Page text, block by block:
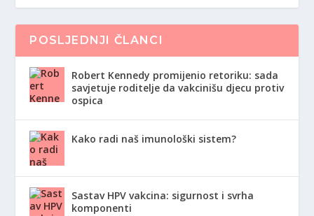
POSLJEDNJI ČLANCI
Robert Kennedy promijenio retoriku: sada
savjetuje roditelje da vakcinišu djecu protiv
ospica
Kako radi naš imunološki sistem?
Sastav HPV vakcina: sigurnost i svrha
komponenti